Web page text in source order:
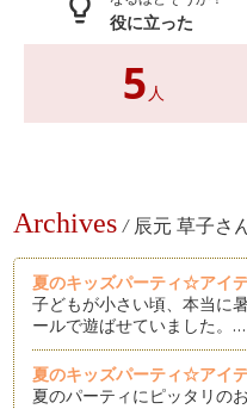
lightbulb_outline 役に立った
5 人
Archives / 辰元 草子さ
夏のキッズパーティ☆アイ
子どもが小さい頃、本当に
ールで遊ばせていました。…
夏のキッズパーティ☆アイ
夏のパーティにピッタリ